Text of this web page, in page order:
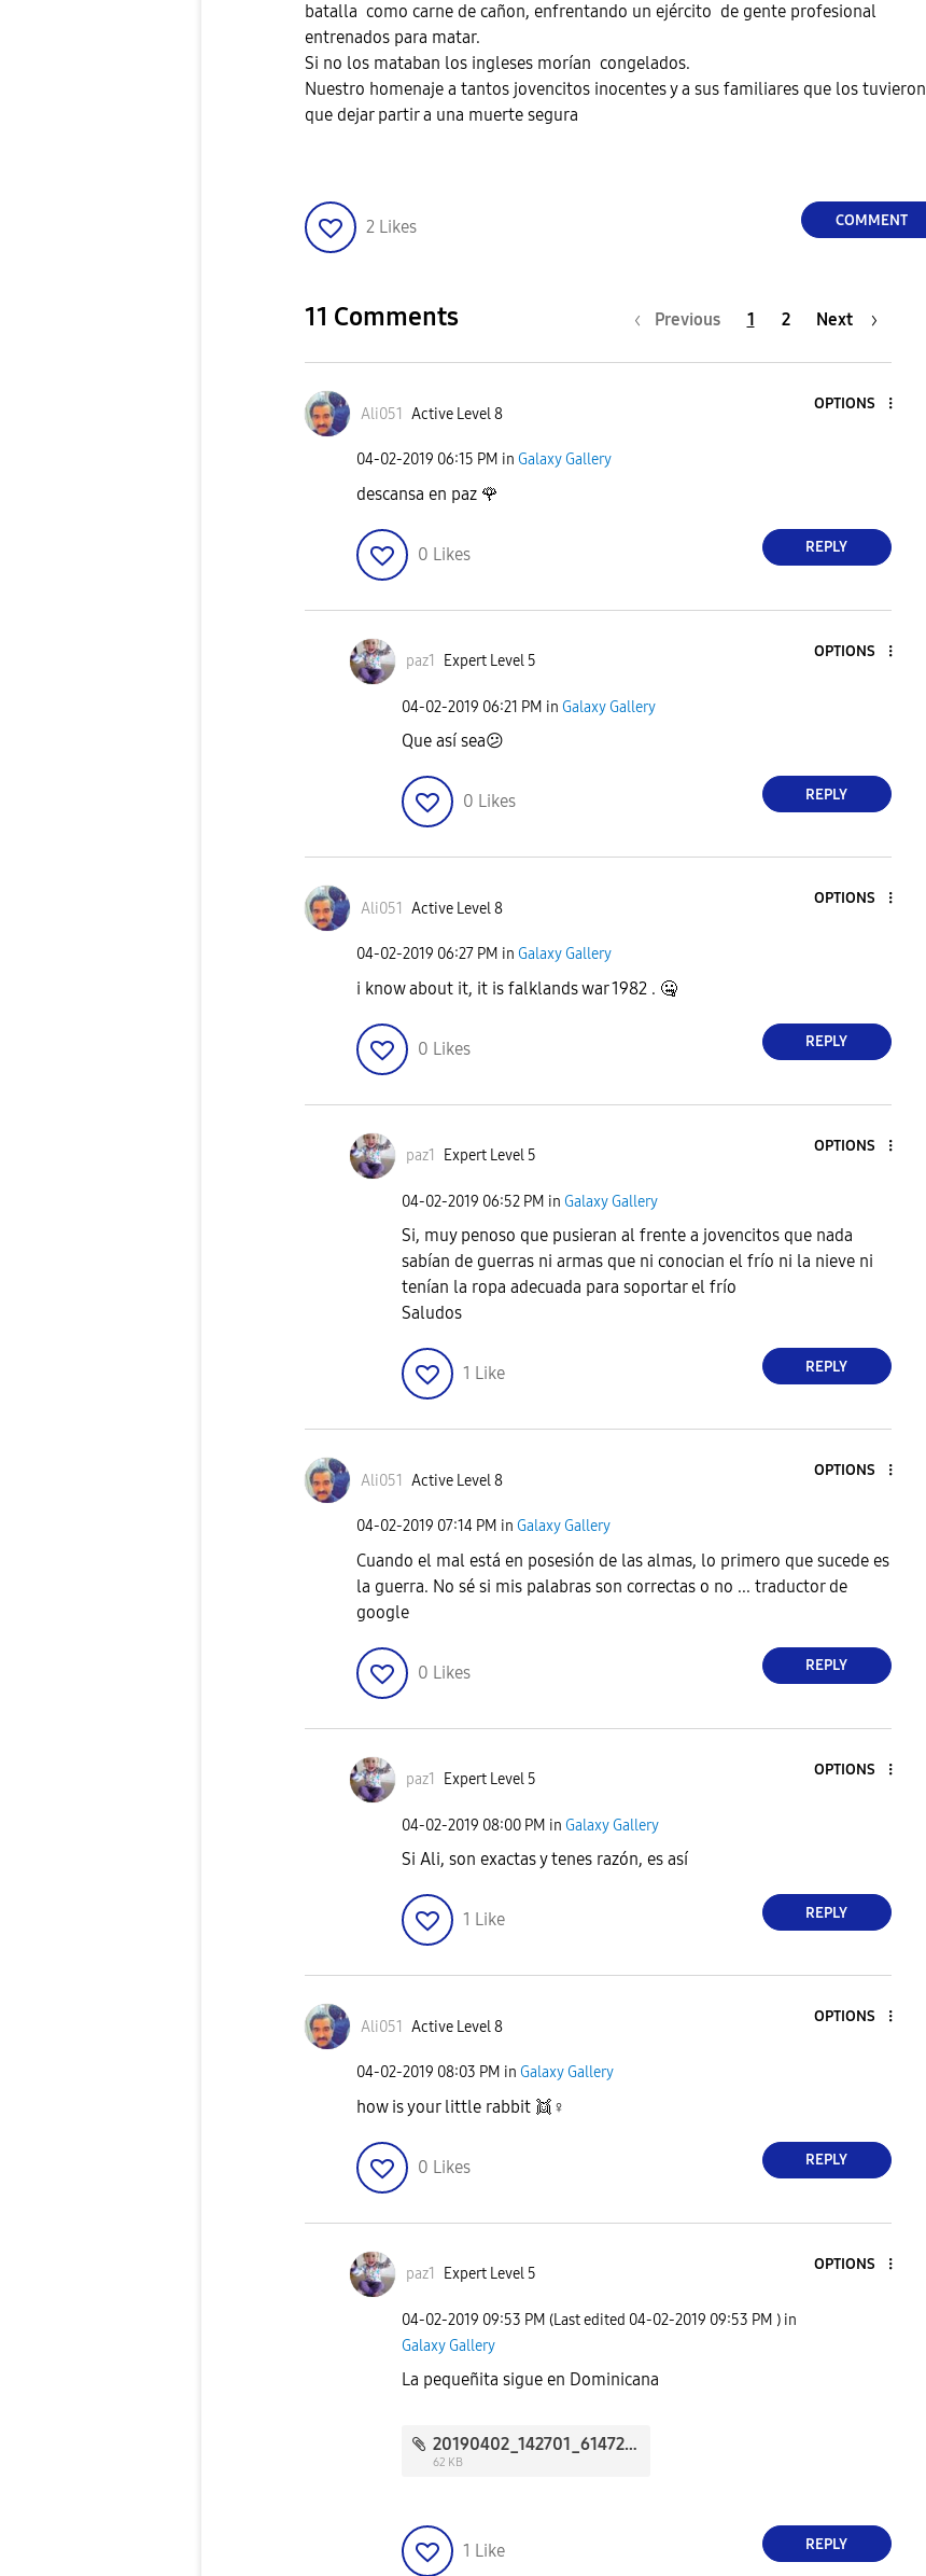
batalla como carne de cañon, enfrentando un ejército de gente profesional
entrenados para matar.
Si no los mataban los ingleses morían congelados.
Nuestro homenaje a tantos jovencitos inocentes y a sus familiares que los tuvieron
que dejar partir a una muerte segura
2 Likes COMMENT
11 Comments Previous 1 2 Next
Ali051 Active Level 8
OPTIONS
‎04-02-2019 06:15 PM in Galaxy Gallery
descansa en paz 🌹
0 Likes REPLY
paz1 Expert Level 5
OPTIONS
‎04-02-2019 06:21 PM in Galaxy Gallery
Que así sea😕
0 Likes REPLY
Ali051 Active Level 8
OPTIONS
‎04-02-2019 06:27 PM in Galaxy Gallery
i know about it, it is falklands war 1982 . 🤐
0 Likes REPLY
paz1 Expert Level 5
OPTIONS
‎04-02-2019 06:52 PM in Galaxy Gallery
Si, muy penoso que pusieran al frente a jovencitos que nada
sabían de guerras ni armas que ni conocian el frío ni la nieve ni
tenían la ropa adecuada para soportar el frío
Saludos
1 Like REPLY
Ali051 Active Level 8
OPTIONS
‎04-02-2019 07:14 PM in Galaxy Gallery
Cuando el mal está en posesión de las almas, lo primero que sucede es
la guerra. No sé si mis palabras son correctas o no ... traductor de
google
0 Likes REPLY
paz1 Expert Level 5
OPTIONS
‎04-02-2019 08:00 PM in Galaxy Gallery
Si Ali, son exactas y tenes razón, es así
1 Like REPLY
Ali051 Active Level 8
OPTIONS
‎04-02-2019 08:03 PM in Galaxy Gallery
how is your little rabbit 👯‍ ♀️
0 Likes REPLY
paz1 Expert Level 5
OPTIONS
‎04-02-2019 09:53 PM (Last edited ‎04-02-2019 09:53 PM ) in
Galaxy Gallery
La pequeñita sigue en Dominicana
20190402_142701_61472.jpg
62 KB
1 Like REPLY